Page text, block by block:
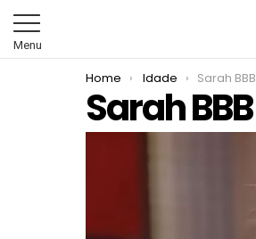
Menu
You are here:
Home Idade Sarah BBB
Sarah BBB